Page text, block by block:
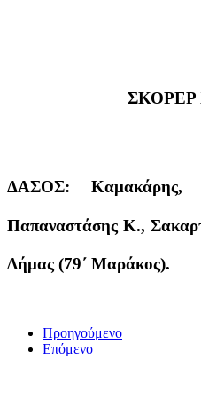
ΔΑΣΟΣ: Καμακάρης,
Παπαναστάσης Κ.,
Δήμας (79΄ Μαράκος).
Προηγούμενο
Επόμενο